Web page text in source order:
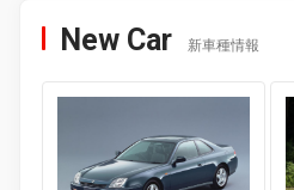
New Car 新車種情報